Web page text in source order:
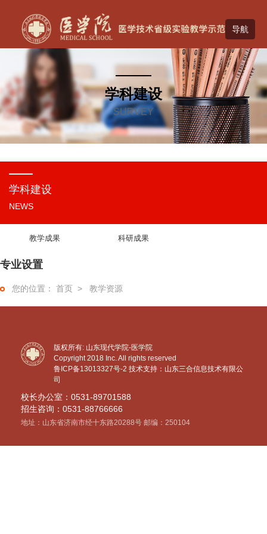
学科建设
SURVEY
学科建设
NEWS
教学成果 科研成果
专业设置
首页 > 教学资源
版权所有: 山东现代学院-医学院
Copyright 2018 Inc. All rights reserved
鲁ICP备13013327号-2 技术支持：山东三合信息技术有限公
司
校长办公室：0531-89701588
招生咨询：0531-88766666
地址：山东省济南市经十东路20288号 邮编：250104